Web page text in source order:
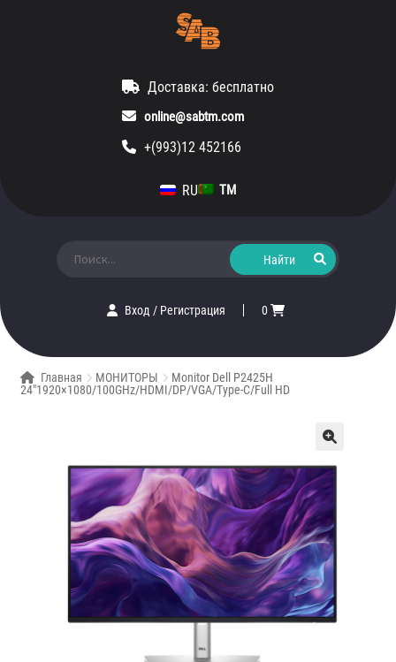
Доставка: бесплатно
online@sabtm.com
+(993)12 452166
RU TM
Вход/ Регистрация 0
Главная МОНИТОРЫ
Monitor Dell P2425H
24″1920×1080/100GHz/HDMI/DP/VGA/Type-С/Full HD